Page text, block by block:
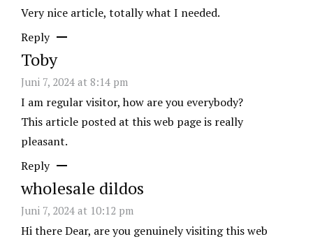
Very nice article, totally what I needed.
Reply
Toby
Juni 7, 2024 at 8:14 pm
I am regular visitor, how are you everybody?
This article posted at this web page is really
pleasant.
Reply
wholesale dildos
Juni 7, 2024 at 10:12 pm
Hi there Dear, are you genuinely visiting this web